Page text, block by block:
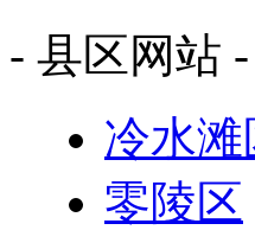
- 县区网站 -
冷水滩
零陵区